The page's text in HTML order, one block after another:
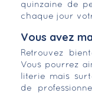
quinzaine de
chaque jour
Vous avez
Retrouvez
Vous pourrez
literie mais
de